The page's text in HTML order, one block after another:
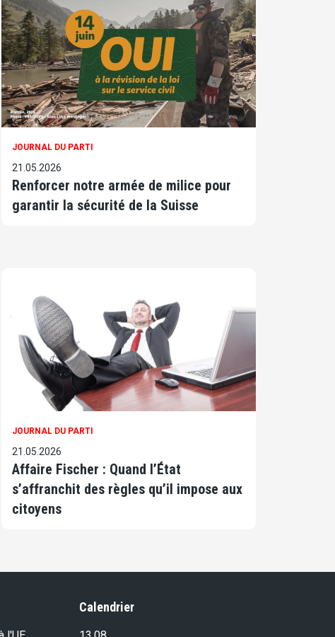
JOURNAL DU PARTI
21.05.2026
Renforcer notre armée de milice pour
garantir la sécurité de la Suisse
JOURNAL DU PARTI
21.05.2026
Affaire Fischer : Quand l’État
s’affranchit des règles qu’il impose aux
citoyens
Calendrier